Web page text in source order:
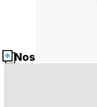
Nos fiches santé